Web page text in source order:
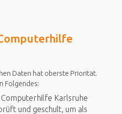
Daten hat oberste Priorität.
Folgendes:
Karlsruhe
und geschult, um als